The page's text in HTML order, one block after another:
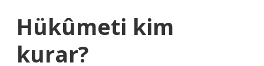
Hükûmeti kim
kurar?